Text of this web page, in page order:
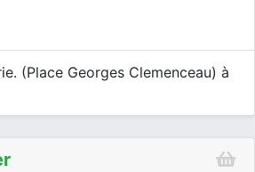
(Place Georges Clemenceau) à